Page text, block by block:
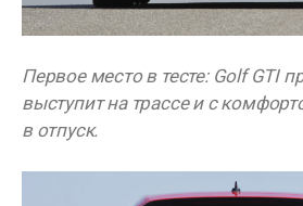
Первое место в тесте: Golf GTI
выступит на трассе и с
в отпуск.